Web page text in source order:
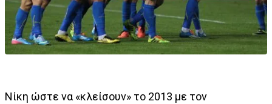
Νίκη ώστε να «κλείσουν» το 2013 με τον